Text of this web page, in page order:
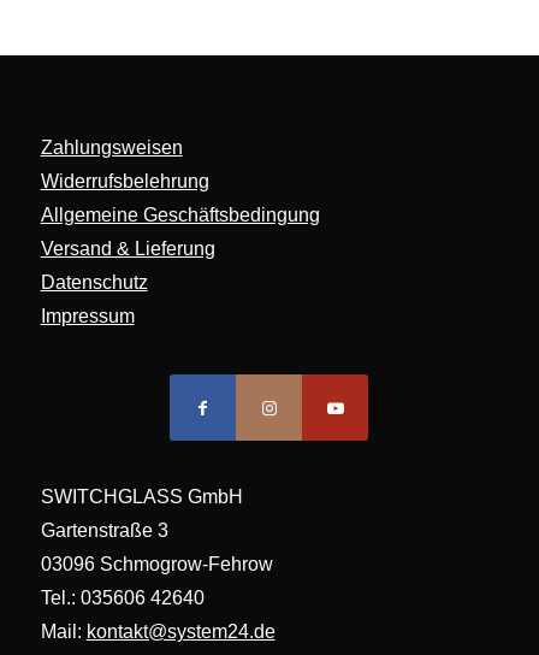
Zahlungsweisen
Widerrufsbelehrung
Allgemeine Geschäftsbedingung
Versand & Lieferung
Datenschutz
Impressum
SWITCHGLASS GmbH
Gartenstraße 3
03096 Schmogrow-Fehrow
Tel.: 035606 42640
Mail: kontakt@system24.de